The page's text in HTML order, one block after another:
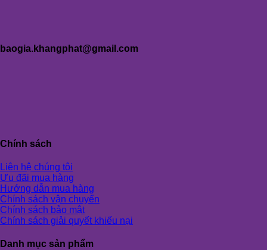
baogia.khangphat@gmail.com
Chính sách
Liên hệ chúng tôi
Ưu đãi mua hàng
Hướng dẫn mua hàng
Chính sách vận chuyển
Chính sách bảo mật
Chính sách giải quyết khiếu nại
Danh mục sản phẩm